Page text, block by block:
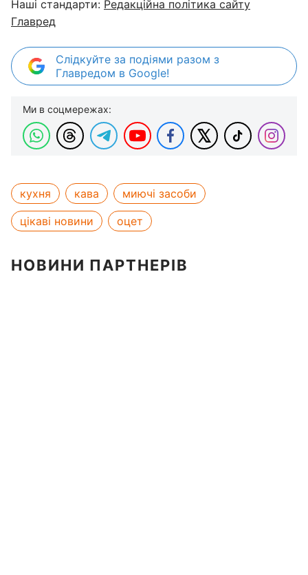
Наші стандарти: Редакційна політика сайту
Главред
Слідкуйте за подіями разом з
Главредом в Google!
Ми в соцмережах:
кухня кава
миючі засоби
цікаві новини
оцет
НОВИНИ ПАРТНЕРІВ